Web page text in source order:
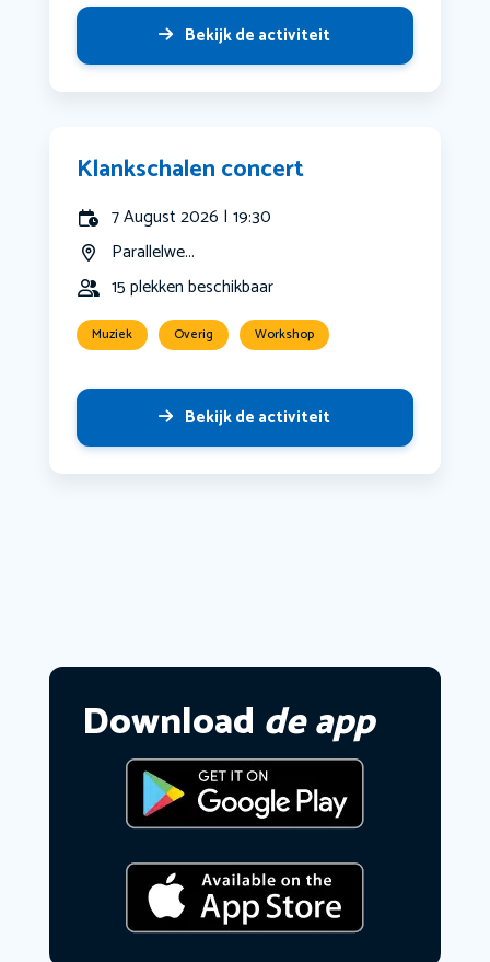
Bekijk de activiteit
Klankschalen concert
7 August 2026 | 19:30
Parallelwe...
15 plekken beschikbaar
Muziek Overig Workshop
Bekijk de activiteit
Download de app